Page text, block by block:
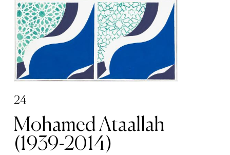
24
Mohamed Ataallah
(1939-2014)